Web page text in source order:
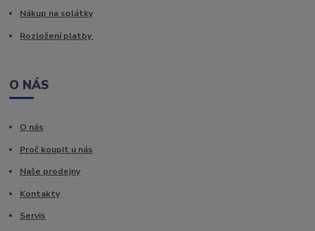
Nákup na splátky
Rozložení platby
O NÁS
O nás
Proč koupit u nás
Naše prodejny
Kontakty
Servis